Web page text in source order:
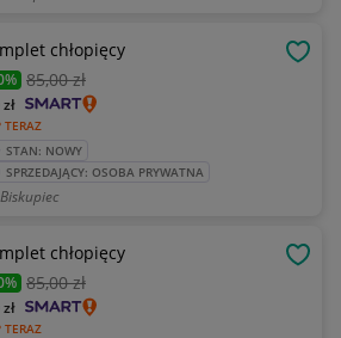
chłopięcy
85,00 zł
TERAZ
zł
STAN: NOWY
SPRZEDAJĄCY: OSOBA PRYWATNA
Biskupiec
chłopięcy
85,00 zł
TERAZ
zł